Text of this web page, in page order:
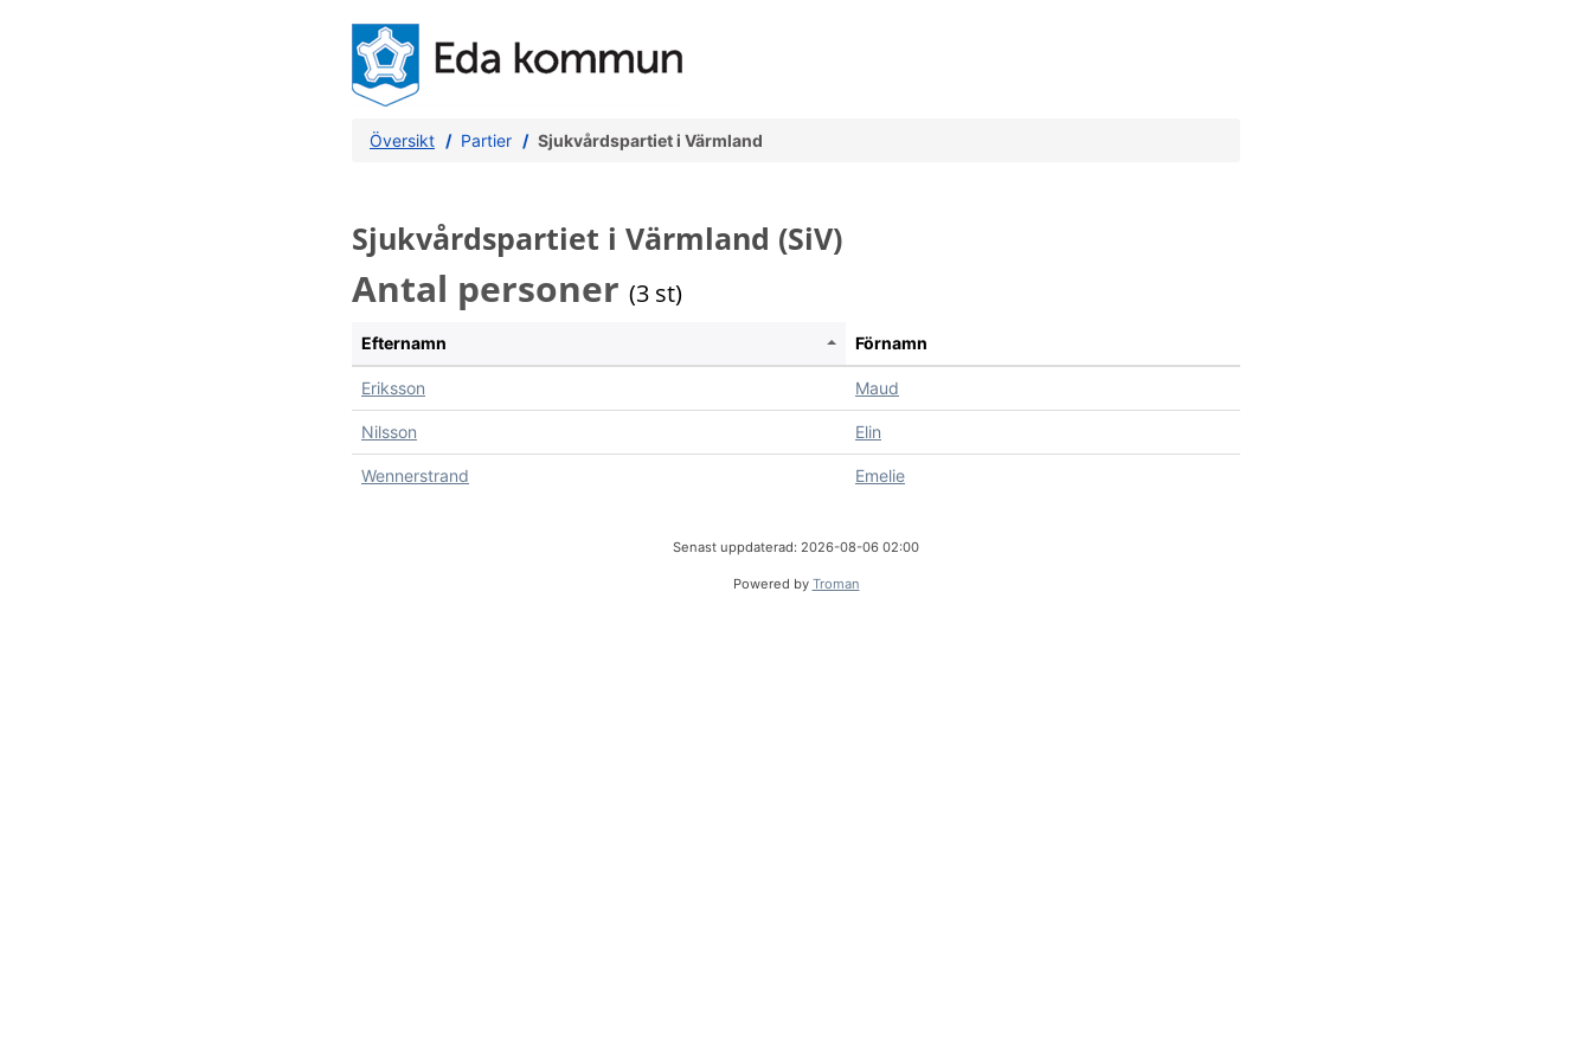
Översikt Partier Sjukvårdspartiet i Värmland
Sjukvårdspartiet i Värmland (SiV)
Antal personer (3 st)
Efternamn Förnamn
Eriksson Maud
Nilsson Elin
Wennerstrand Emelie
Senast uppdaterad: 2026-08-06 02:00
Powered by Troman